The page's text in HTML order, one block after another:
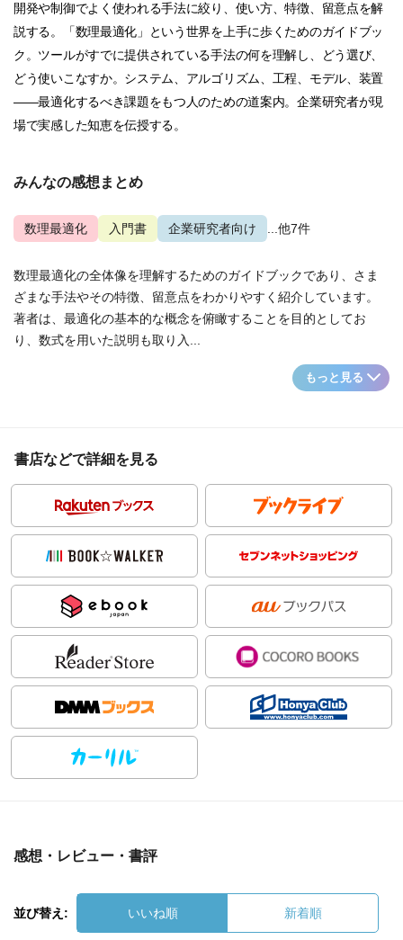
開発や制御でよく使われる手法に絞り、使い方、特徴、留意点を解
説する。「数理最適化」という世界を上手に歩くためのガイドブッ
ク。ツールがすでに提供されている手法の何を理解し、どう選び、
どう使いこなすか。システム、アルゴリズム、工程、モデル、装置
――最適化するべき課題をもつ人のための道案内。企業研究者が現
場で実感した知恵を伝授する。
みんなの感想まとめ
数理最適化 入門書 企業研究者向け ...他7件
数理最適化の全体像を理解するためのガイドブックであり、さま
ざまな手法やその特徴、留意点をわかりやすく紹介しています。
著者は、最適化の基本的な概念を俯瞰することを目的としてお
り、数式を用いた説明も取り入...
もっと見る
書店などで詳細を見る
感想・レビュー・書評
並び替え: いいね順 新着順